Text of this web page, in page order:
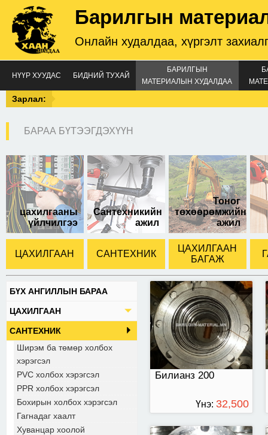
Барилгын
Онлайн худалдаа, хүргэлт
НҮҮР ХУУДАС БИДНИЙ ТУХАЙ
БАРИЛГЫН
МАТЕРИАЛЫН ХУДАЛДАА
Зарлал:
БАРАА БҮТЭЭГДЭХҮҮН
цахилгааны
үйлчилгээ
Сантехникийн
ажил
Тоног
төхөөрөмжийн
ажил
ЦАХИЛГААН САНТЕХНИК
ЦАХИЛГААН
БАГАЖ
БҮХ АНГИЛЛЫН БАРАА
ЦАХИЛГААН
САНТЕХНИК
Ширэм ба төмөр холбох
хэрэгсэл
PVC холбох хэрэгсэл
PPR холбох хэрэгсэл
Бохирын холбох хэрэгсэл
Гагнадаг хаалт
Хуванцар хоолой
Билианз 200
Билианз 200
Үнэ: 32,500
ТӨГРӨГ
Билианз 100